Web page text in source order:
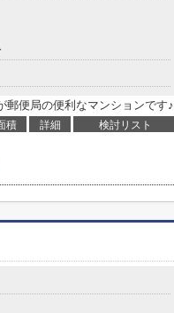
郵便局の便利なマンションです♪
積 詳細 検討リスト